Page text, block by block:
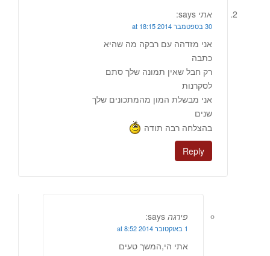
אתי says:
30 בספטמבר 2014 at 18:15
אני מזדהה עם רבקה מה שהיא
כתבה
רק חבל שאין תמונה שלך סתם
לסקרנות
אני מבשלת המון מהמתכונים שלך
שנים
בהצלחה רבה תודה
Reply
פירגה says:
1 באוקטובר 2014 at 8:52
אתי הי,המשך טעים